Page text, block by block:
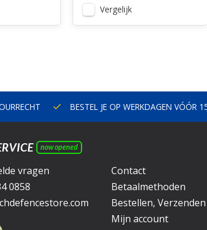
Vergelijk
BESTEL JE OP WERKDAGEN VÓÓR
now opened
vragen
0858
Contact
Betaalmethoden
Bestellen,
Mijn account